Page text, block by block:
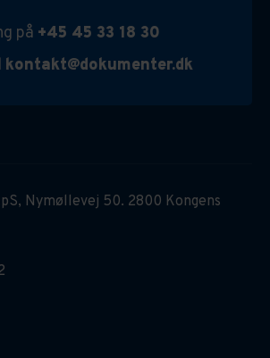
på +45 45 33 18 30
kontakt@dokumenter.dk
Nymøllevej 50. 2800 Kongens